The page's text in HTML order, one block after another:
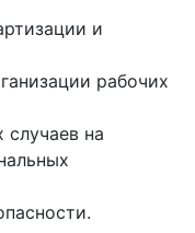
и
рабочих
случаев на